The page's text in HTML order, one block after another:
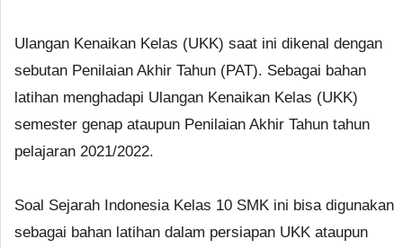
Ulangan Kenaikan Kelas (UKK) saat ini dikenal dengan
sebutan Penilaian Akhir Tahun (PAT). Sebagai bahan
latihan menghadapi Ulangan Kenaikan Kelas (UKK)
semester genap ataupun Penilaian Akhir Tahun tahun
pelajaran 2021/2022.
Soal Sejarah Indonesia Kelas 10 SMK ini bisa digunakan
sebagai bahan latihan dalam persiapan UKK ataupun